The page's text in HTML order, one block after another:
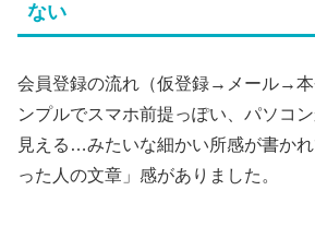
ない
会員登録の流れ（仮登録→メール→本
ンプルでスマホ前提っぽい、パソコ
見える…みたいな細かい所感が書か
った人の文章」感がありました。